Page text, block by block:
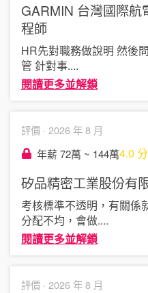
GARMIN 台灣國際航
程師
HR先對職務做說明 然後
管 針對事....
閱讀更多並解鎖
評價 · 2026 年 8 月
年薪 72萬 ~ 144萬4.0 分
矽品精密工業股份有
考核標準不透明，有關係
分配不均，會做....
閱讀更多並解鎖
評價 · 2026 年 8 月